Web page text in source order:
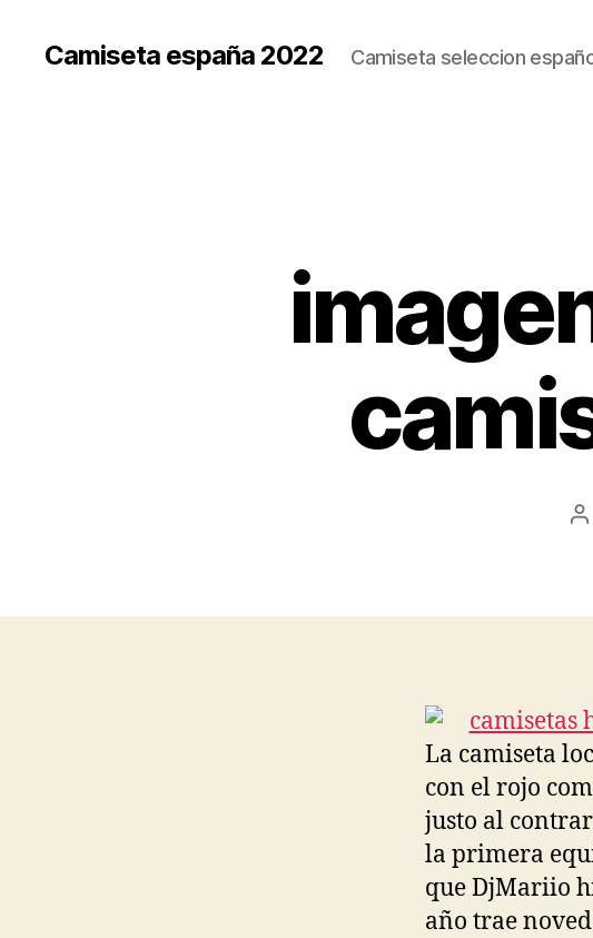
Camiseta españa 2022 Camiseta seleccion
La camiseta
con el rojo
justo al
la primera
que DjMariio
año trae